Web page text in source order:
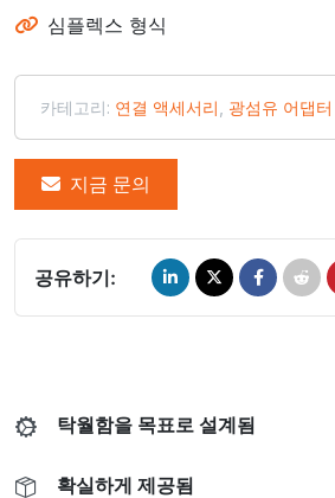
심플렉스 형식
카테고리: 연결 액세서리 광섬유 어댑터
지금 문의
공유하기:
탁월함을 목표로 설계됨
확실하게 제공됨